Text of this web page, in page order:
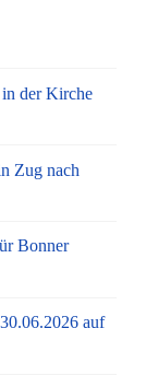
in der Kirche
Zug nach
Bonner
auf